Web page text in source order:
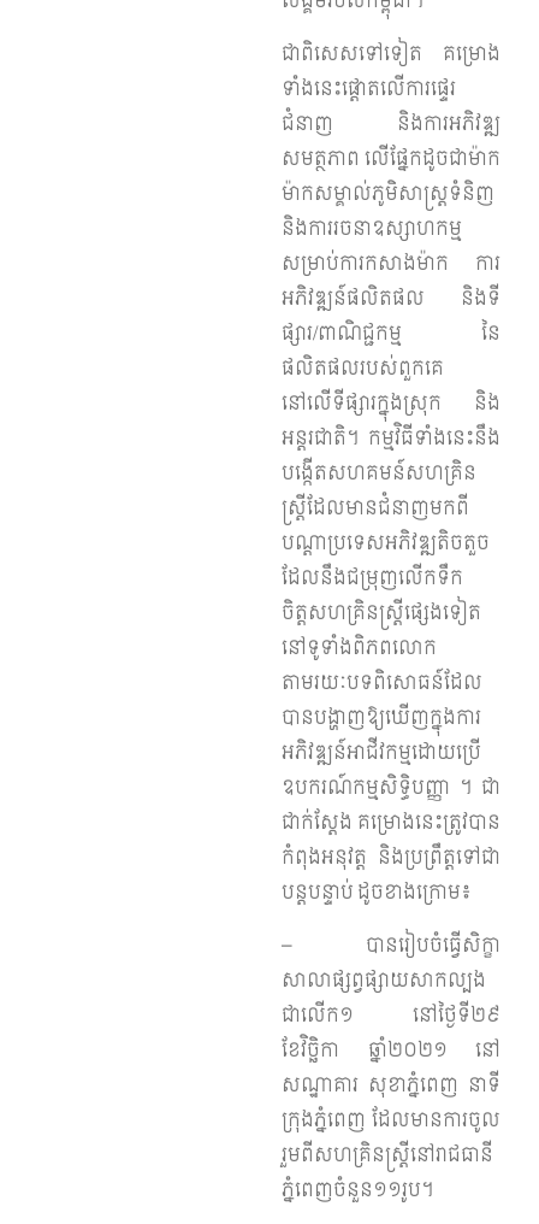
ជាពិសេសទៅទៀត គម្រោង
ទាំងនេះផ្តោតលើការផ្ទេរ
ជំនាញ និងការអភិវឌ្ឍ
សមត្ថភាព លើផ្នែកដូចជាម៉ាក
ម៉ាកសម្គាល់ភូមិសាស្រ្តទំនិញ
និងការរចនាឧស្សាហកម្ម
សម្រាប់ការកសាងម៉ាក ការ
អភិវឌ្ឍន៍ផលិតផល និងទី
ផ្សារ/ពាណិជ្ជកម្ម នៃ
ផលិតផលរបស់ពួកគេ
នៅលើទីផ្សារក្នុងស្រុក និង
អន្តរជាតិ។ កម្មវិធីទាំងនេះនឹង
បង្កើតសហគមន៍សហគ្រិន
ស្ត្រីដែលមានជំនាញមកពី
បណ្តាប្រទេសអភិវឌ្ឍតិចតួច
ដែលនឹងជម្រុញលើកទឹក
ចិត្តសហគ្រិនស្ត្រីផ្សេងទៀត
នៅទូទាំងពិភពលោក
តាមរយៈបទពិសោធន៍ដែល
បានបង្ហាញឱ្យឃើញក្នុងការ
អភិវឌ្ឍន៍អាជីវកម្មដោយប្រើ
ឧបករណ៍កម្មសិទ្ធិបញ្ញា ។ ជា
ជាក់ស្តែង គម្រោងនេះត្រូវបាន
កំពុងអនុវត្ត និងប្រព្រឹត្តទៅជា
បន្តបន្ទាប់ ដូចខាងក្រោម៖
– បានរៀបចំធ្វើសិក្ខា
សាលាផ្សព្វផ្សាយសាកល្បង
ជាលើក១ នៅថ្ងៃទី២៩
ខែវិច្ឆិកា ឆ្នាំ២០២១ នៅ
សណ្ឋាគារ សុខាភ្នំពេញ នាទី
ក្រុងភ្នំពេញ ដែលមានការចូល
រួមពីសហគ្រិនស្ត្រីនៅរាជធានី
ភ្នំពេញចំនួន១១​រូប។